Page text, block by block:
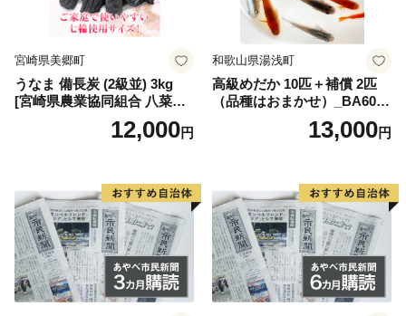
宮崎県美郷町
うなま 備長炭 (2級並) 3kg
[宮崎県農業協同組合 八菜館
ひゅうが店 宮崎県 美郷町 31
ap0012] BBQ 七輪 焼肉 高火
ュー 宮崎県 産 送料無料
12,000円
和歌山県湯浅町
高級めだか 10匹＋補償 2匹
（品種はおまかせ）_BA6001
13,000円